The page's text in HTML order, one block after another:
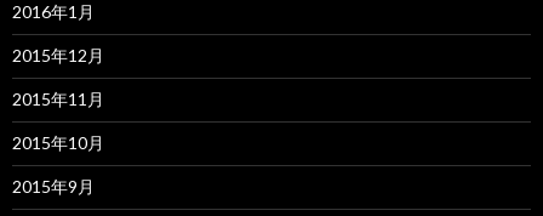
2016年1月
2015年12月
2015年11月
2015年10月
2015年9月